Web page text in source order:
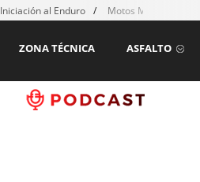
Iniciación al Enduro Motos MX para
ASFALTO
ZONA TÉCNICA